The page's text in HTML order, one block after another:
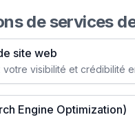
de services
site web
Engine Optimization)